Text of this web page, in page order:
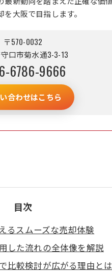
大阪で目指します。
〒570-0032
口市菊水通3-3-13
6786-9666
合わせはこちら
目次
るスムーズな売却体験
した流れの全体像を解説
比較検討が広がる理由とは